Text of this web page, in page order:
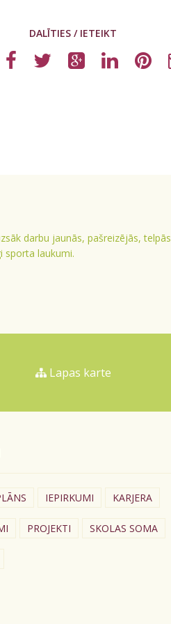
DALĪTIES / IETEIKT
darbu jaunās, pašreizējās, telpās
sporta laukumi.
Lapas karte
IEPIRKUMI KARJERA
PROJEKTI SKOLAS SOMA